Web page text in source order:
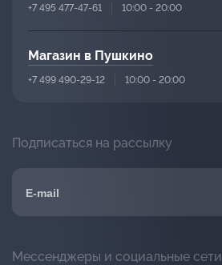
+7 495 477-47-61 10:00 - 20:00
Магазин в Пушкино
+7 499 490-29-12 10:00 - 20:00
Подписаться на рассылку
Мессенджеры и социальные сети